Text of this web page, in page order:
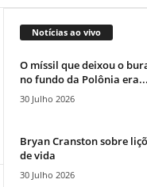
Notícias ao vivo
O míssil que deixou o
no fundo da Polônia era...
30 Julho 2026
Bryan Cranston sobre
de vida
30 Julho 2026